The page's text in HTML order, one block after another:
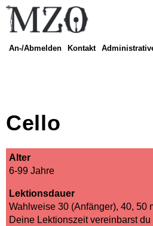
An-/Abmelden Kontakt
Musical
Finde dein Instrument
Amadeus
Finde dein Streichinstrument
Trommeln
Musikwoche Pop/Rock
Seniorenrhythmik Café Balance
Cello
Alter
6-99 Jahre
Lektionsdauer
Wahlweise 30 (Anfänger), 40, 50
Deine Lektionszeit vereinbarst du